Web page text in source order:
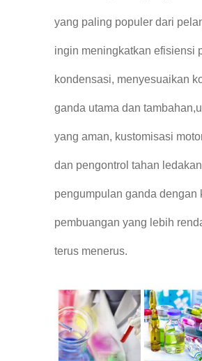
yang paling populer dari
ingin meningkatkan efisiensi
kondensasi, menyesuaikan
ganda utama dan
yang aman, kustomisasi
dan pengontrol tahan
pengumpulan ganda dengan
pembuangan yang lebih
terus menerus.